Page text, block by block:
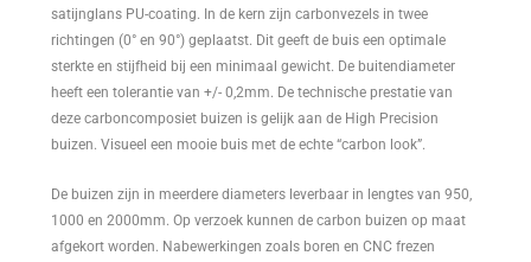
satijnglans PU-coating. In de kern zijn carbonvezels in twee
richtingen (0° en 90°) geplaatst. Dit geeft de buis een optimale
sterkte en stijfheid bij een minimaal gewicht. De buitendiameter
heeft een tolerantie van +/- 0,2mm. De technische prestatie van
deze carboncomposiet buizen is gelijk aan de High Precision
buizen. Visueel een mooie buis met de echte “carbon look”.
De buizen zijn in meerdere diameters leverbaar in lengtes van 950,
1000 en 2000mm. Op verzoek kunnen de carbon buizen op maat
afgekort worden. Nabewerkingen zoals boren en CNC frezen